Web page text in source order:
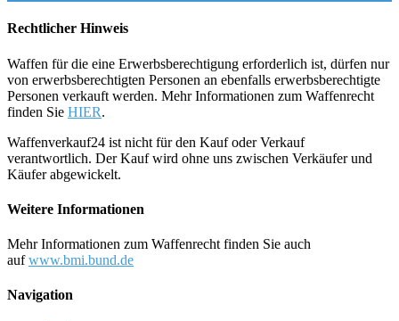
Rechtlicher Hinweis
Waffen für die eine Erwerbsberechtigung erforderlich ist, dürfen nur
von erwerbsberechtigten Personen an ebenfalls erwerbsberechtigte
Personen verkauft werden. Mehr Informationen zum Waffenrecht
finden Sie HIER.
Waffenverkauf24 ist nicht für den Kauf oder Verkauf
verantwortlich. Der Kauf wird ohne uns zwischen Verkäufer und
Käufer abgewickelt.
Weitere Informationen
Mehr Informationen zum Waffenrecht finden Sie auch
aufwww.bmi.bund.de
Navigation